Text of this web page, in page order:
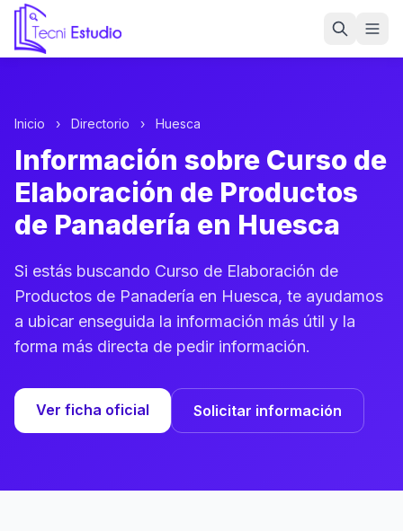
Ir a la página de inicio de Tecni Estudio
Inicio › Directorio › Huesca
Información sobre Curso de
Elaboración de Productos
de Panadería en Huesca
Si estás buscando Curso de Elaboración de
Productos de Panadería en Huesca, te ayudamos
a ubicar enseguida la información más útil y la
forma más directa de pedir información.
Ver ficha oficial Solicitar información